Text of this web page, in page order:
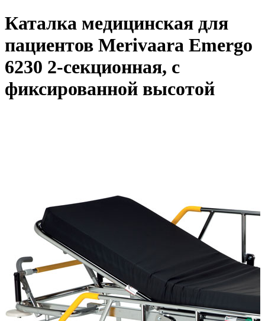
Каталка медицинская для
пациентов Merivaara Emergo
6230 2-секционная, с
фиксированной высотой